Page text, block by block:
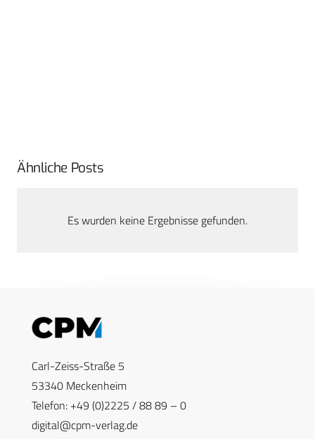
Ähnliche Posts
Es wurden keine Ergebnisse gefunden.
Carl-Zeiss-Straße 5
53340 Meckenheim
Telefon: +49 (0)2225 / 88 89 – 0
digital@cpm-verlag.de